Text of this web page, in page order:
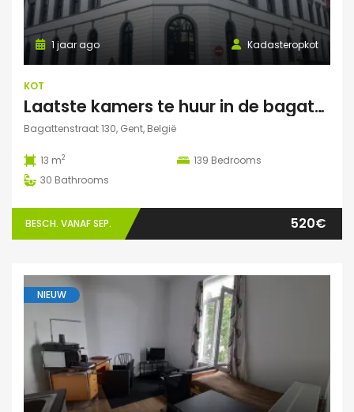
Kadasteropkot
1 jaar ago
KOT
Laatste kamers te huur in de bagattenstraat 130
Bagattenstraat 130, Gent, België
13 m2 139 Bedrooms
30 Bathrooms
BESCH. VANAF SEP. 520€
NIEUW